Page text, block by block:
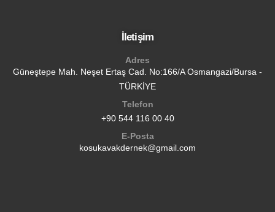
İletişim
Adres
Güneştepe Mah. Neşet Ertaş Cad. No:166/A Osmangazi/Bursa -
TÜRKİYE
Telefon
+90 544 116 00 40
E-Posta
kosukavakdernek@gmail.com